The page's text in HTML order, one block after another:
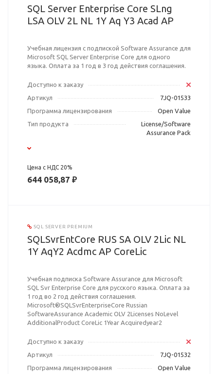
SQL Server Enterprise Core SLng
LSA OLV 2L NL 1Y Aq Y3 Acad AP
Учебная лицензия с подпиской Software Assurance для
Microsoft SQL Server Enterprise Core для одного
языка. Оплата за 1 год в 3 год действия соглашения.
Доступно к заказу
Артикул
7JQ-01533
Программа лицензирования
Open Value
Тип продукта
License/Software
Assurance Pack
Цена с НДС 20%
644 058,87 ₽
SQL SERVER PREMIUM
SQLSvrEntCore RUS SA OLV 2Lic NL
1Y AqY2 Acdmc AP CoreLic
Учебная подписка Software Assurance для Microsoft
SQL Svr Enterprise Core для русского языка. Оплата за
1 год во 2 год действия соглашения.
Microsoft®SQLSvrEnterpriseCore Russian
SoftwareAssurance Academic OLV 2Licenses NoLevel
AdditionalProduct CoreLic 1Year Acquiredyear2
Доступно к заказу
Артикул
7JQ-01532
Программа лицензирования
Open Value